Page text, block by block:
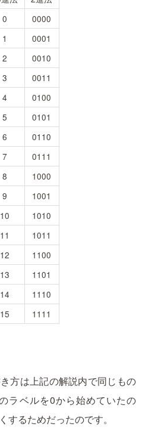
0
0000
1
0001
2
0010
3
0011
4
0100
5
0101
6
0110
7
0111
8
1000
9
1001
10
1010
11
1011
12
1100
13
1101
14
1110
15
1111
方は上記の解説内で同じもの
ラベルを0から始めていたの
するためだったのです。